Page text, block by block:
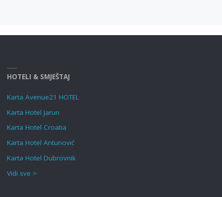
HOTELI & SMJEŠTAJ
Karta Avenue21 HOTEL
Karta Hotel Jarun
Karta Hotel Croatia
Karta Hotel Antunović
Karta Hotel Dubrovnik
Vidi sve >